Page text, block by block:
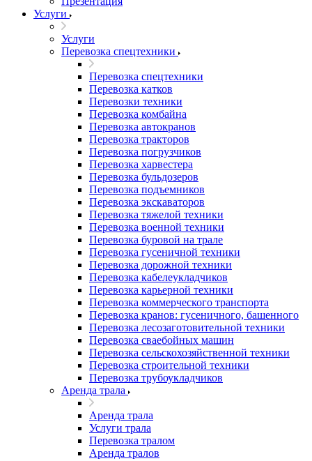
Услуги
Услуги
Перевозка спецтехники
Перевозка спецтехники
Перевозка катков
Перевозки техники
Перевозка комбайна
Перевозка автокранов
Перевозка тракторов
Перевозка погрузчиков
Перевозка харвестера
Перевозка бульдозеров
Перевозка подъемников
Перевозка экскаваторов
Перевозка тяжелой техники
Перевозка военной техники
Перевозка буровой на трале
Перевозка гусеничной техники
Перевозка дорожной техники
Перевозка кабелеукладчиков
Перевозка карьерной техники
Перевозка коммерческого транспорта
Перевозка кранов: гусеничного, башенного
Перевозка лесозаготовительной техники
Перевозка сваебойных машин
Перевозка сельскохозяйственной техники
Перевозка строительной техники
Перевозка трубоукладчиков
Аренда трала
Аренда трала
Услуги трала
Перевозка тралом
Аренда тралов